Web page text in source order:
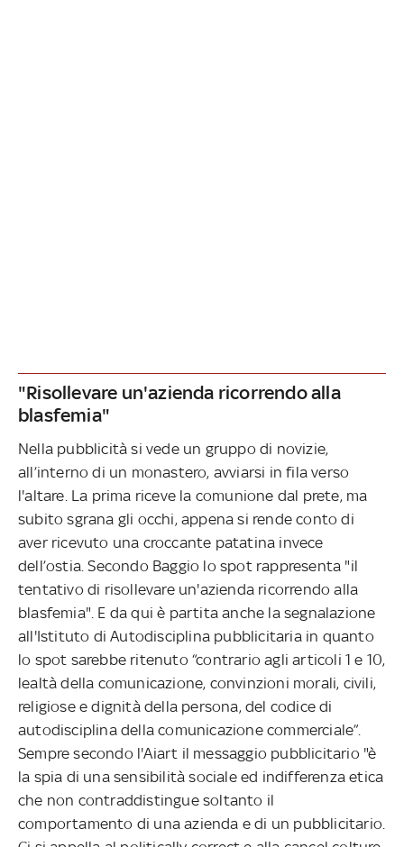
"Risollevare un'azienda ricorrendo alla
blasfemia"
Nella pubblicità si vede un gruppo di novizie,
all’interno di un monastero, avviarsi in fila verso
l'altare. La prima riceve la comunione dal prete, ma
subito sgrana gli occhi, appena si rende conto di
aver ricevuto una croccante patatina invece
dell’ostia. Secondo Baggio lo spot rappresenta "il
tentativo di risollevare un'azienda ricorrendo alla
blasfemia". E da qui è partita anche la segnalazione
all'Istituto di Autodisciplina pubblicitaria in quanto
lo spot sarebbe ritenuto “contrario agli articoli 1 e 10,
lealtà della comunicazione, convinzioni morali, civili,
religiose e dignità della persona, del codice di
autodisciplina della comunicazione commerciale”.
Sempre secondo l'Aiart il messaggio pubblicitario "è
la spia di una sensibilità sociale ed indifferenza etica
che non contraddistingue soltanto il
comportamento di una azienda e di un pubblicitario.